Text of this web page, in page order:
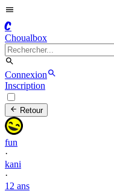
C
Choualbox
Connexion
Inscription
Retour
fun
·
kani
·
12 ans